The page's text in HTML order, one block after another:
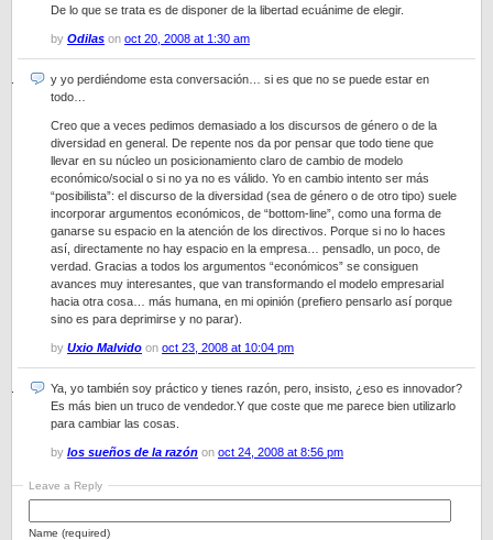
De lo que se trata es de disponer de la libertad ecuánime de elegir.
by Odilas on oct 20, 2008 at 1:30 am
y yo perdiéndome esta conversación… si es que no se puede estar en
todo…
Creo que a veces pedimos demasiado a los discursos de género o de la
diversidad en general. De repente nos da por pensar que todo tiene que
llevar en su núcleo un posicionamiento claro de cambio de modelo
económico/social o si no ya no es válido. Yo en cambio intento ser más
“posibilista”: el discurso de la diversidad (sea de género o de otro tipo) suele
incorporar argumentos económicos, de “bottom-line”, como una forma de
ganarse su espacio en la atención de los directivos. Porque si no lo haces
así, directamente no hay espacio en la empresa… pensadlo, un poco, de
verdad. Gracias a todos los argumentos “económicos” se consiguen
avances muy interesantes, que van transformando el modelo empresarial
hacia otra cosa… más humana, en mi opinión (prefiero pensarlo así porque
sino es para deprimirse y no parar).
by Uxio Malvido on oct 23, 2008 at 10:04 pm
Ya, yo también soy práctico y tienes razón, pero, insisto, ¿eso es innovador?
Es más bien un truco de vendedor.Y que coste que me parece bien utilizarlo
para cambiar las cosas.
by los sueños de la razón on oct 24, 2008 at 8:56 pm
Leave a Reply
Name (required)